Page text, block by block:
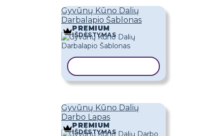
Gyvūnų Kūno Dalių
Darbalapio Šablonas
PREMIUM
IŠDĖSTYMAS
Gyvūnų Kūno Dalių
Darbo Lapas
PREMIUM
IŠDĖSTYMAS